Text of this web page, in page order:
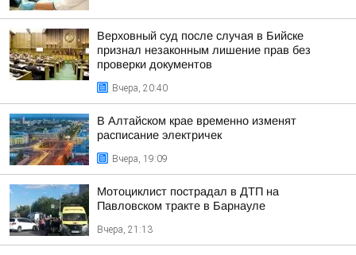
Верховный суд после случая в Бийске
признал незаконным лишение прав без
проверки документов
Вчера, 20:40
В Алтайском крае временно изменят
расписание электричек
Вчера, 19:09
Мотоциклист пострадал в ДТП на
Павловском тракте в Барнауле
Вчера, 21:13